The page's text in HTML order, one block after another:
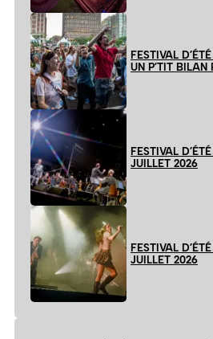
FESTIVAL
UN P’TIT BILAN
FESTIVAL
JUILLET 2026
FESTIVAL
JUILLET 2026